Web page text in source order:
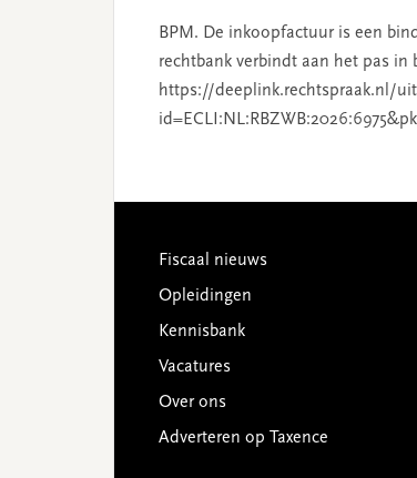
BPM. De inkoopfactuur is een
rechtbank verbindt aan het pas
https://deeplink.rechtspraak.nl/
Footer
Fiscaal nieuws
Opleidingen
Kennisbank
Vacatures
Over ons
Adverteren op Taxence